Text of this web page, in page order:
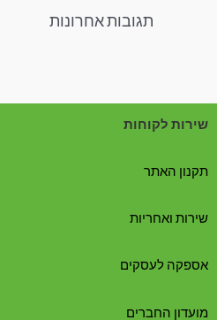
תגובות אחרונות
שירות לקוחות
תקנון האתר
שירות ואחריות
אספקה לעסקים
מועדון החברים